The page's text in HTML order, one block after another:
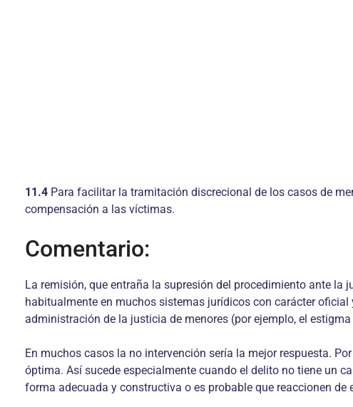
11.4 Para facilitar la tramitación discrecional de los casos de
compensación a las víctimas.
Comentario:
La remisión, que entraña la supresión del procedimiento ante
habitualmente en muchos sistemas jurídicos con carácter
administración de la justicia de menores (por ejemplo, el
En muchos casos la no intervención sería la mejor respuesta.
óptima. Así sucede especialmente cuando el delito no tiene un
forma adecuada y constructiva o es probable que reaccionen de